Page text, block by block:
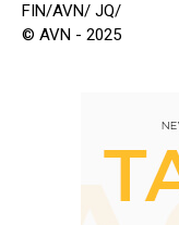
FIN/AVN/ JQ/
© AVN - 2025